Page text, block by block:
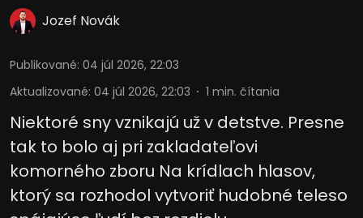
Jozef Novák
Publikované: 04 júl 2026, 22:03
Aktualizované: 04 júl 2026, 22:03 1 min. čítania
Niektoré sny vznikajú už v detstve. Presne
tak to bolo aj pri zakladateľovi
komorného zboru Na krídlach hlasov,
ktorý sa rozhodol vytvoriť hudobné teleso